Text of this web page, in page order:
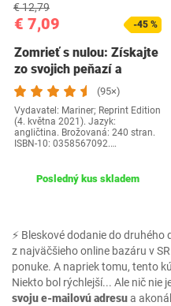
⚡ Bleskové dodanie do
z najväčšieho online bazáru v
ponuke. A napriek tomu, tento
Niekto bol rýchlejší... Ale nič nie
svoju e-mailovú adresua
€ 7,09
€ 12,79
-45 %
Zomrieť s nulou: Získajte
zo svojich peňazí a
života…
(95×)
Vydavatel: Mariner; Reprint Edition
(4. května 2021). Jazyk:
angličtina. Brožovaná: 240 stran.
ISBN-10: 0358567092.…
Posledný kus skladem